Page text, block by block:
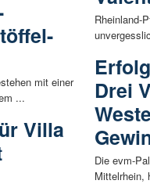
mit einer
...
Villa
Rheinland-
Drei
Die evm-
Mittelrhein,